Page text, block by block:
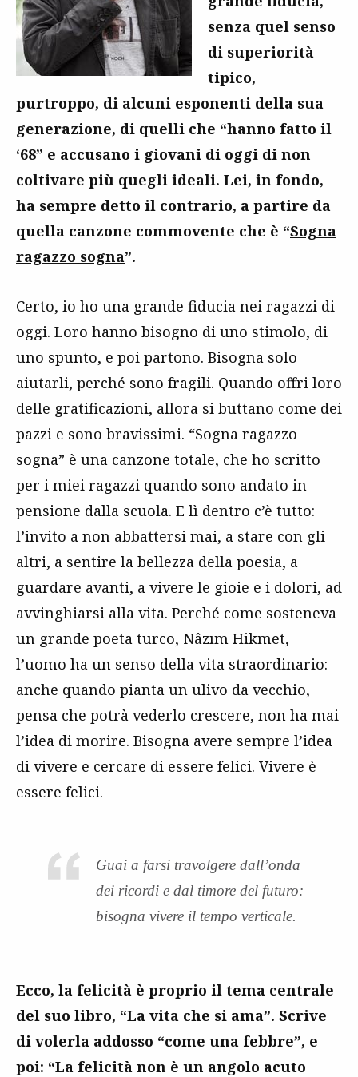
senza quel senso
di superiorità
tipico,
purtroppo, di alcuni esponenti della sua
generazione, di quelli che “hanno fatto il
‘68” e accusano i giovani di oggi di non
coltivare più quegli ideali. Lei, in fondo,
ha sempre detto il contrario, a partire da
quella canzone commovente che è “Sogna
ragazzo sogna”.
Certo, io ho una grande fiducia nei ragazzi di
oggi. Loro hanno bisogno di uno stimolo, di
uno spunto, e poi partono. Bisogna solo
aiutarli, perché sono fragili. Quando offri loro
delle gratificazioni, allora si buttano come dei
pazzi e sono bravissimi. “Sogna ragazzo
sogna” è una canzone totale, che ho scritto
per i miei ragazzi quando sono andato in
pensione dalla scuola. E lì dentro c’è tutto:
l’invito a non abbattersi mai, a stare con gli
altri, a sentire la bellezza della poesia, a
guardare avanti, a vivere le gioie e i dolori, ad
avvinghiarsi alla vita. Perché come sosteneva
un grande poeta turco, Nâzım Hikmet,
l’uomo ha un senso della vita straordinario:
anche quando pianta un ulivo da vecchio,
pensa che potrà vederlo crescere, non ha mai
l’idea di morire. Bisogna avere sempre l’idea
di vivere e cercare di essere felici. Vivere è
essere felici.
Guai a farsi travolgere dall’onda
dei ricordi e dal timore del futuro:
bisogna vivere il tempo verticale.
Ecco, la felicità è proprio il tema centrale
del suo libro, “La vita che si ama”. Scrive
di volerla addosso “come una febbre”, e
poi: “La felicità non è un angolo acuto